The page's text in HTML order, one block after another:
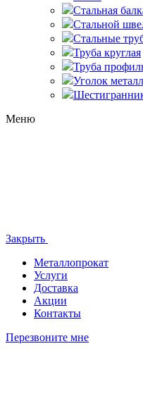
Стальная
Стальной
Стальные
Труба круглая
Труба
Уголок
Меню
Закрыть
Металлопрокат
Услуги
Доставка
Акции
Контакты
Перезвоните мне